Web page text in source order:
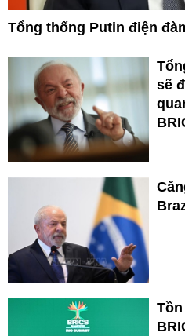
Tổng thống Putin điện
sẽ